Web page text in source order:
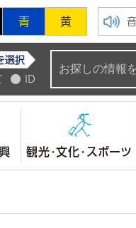
青 黄
市公式ホームページ
選択
ID
観光・文化・スポーツ